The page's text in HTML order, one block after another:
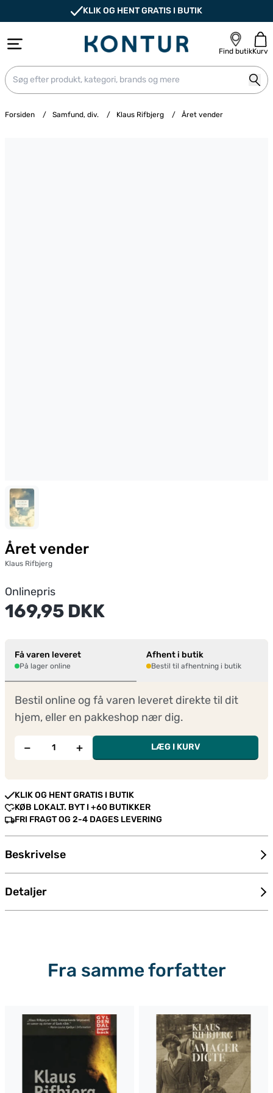
KLIK OG HENT GRATIS I BUTIK
Find butikKurv
Forsiden / Samfund, div. / Klaus Rifbjerg / Året vender
Året vender
Klaus Rifbjerg
Onlinepris
169,95 DKK
Få varen leveret
På lager online
Afhent i butik
Bestil til afhentning i butik
Bestil online og få varen leveret direkte til dit
hjem, eller en pakkeshop nær dig.
− + LÆG I KURV
KLIK OG HENT GRATIS I BUTIK
KØB LOKALT. BYT I +60 BUTIKKER
FRI FRAGT OG 2-4 DAGES LEVERING
Beskrivelse
Detaljer
Fra samme forfatter